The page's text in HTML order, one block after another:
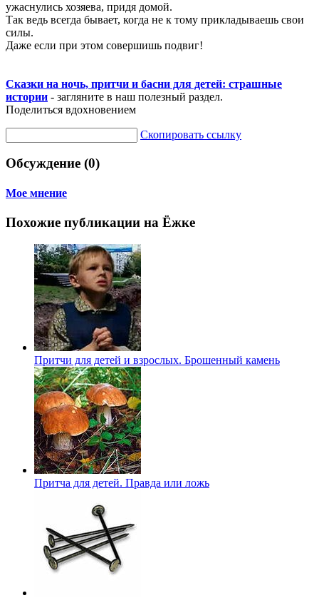
ужаснулись хозяева, придя домой.
Так ведь всегда бывает, когда не к тому прикладываешь свои
силы.
Даже если при этом совершишь подвиг!
Сказки на ночь, притчи и басни для детей: страшные
истории - загляните в наш полезный раздел.
Поделиться вдохновением
Скопировать ссылку
Обсуждение (0)
Мое мнение
Похожие публикации на Ёжке
Притчи для детей и взрослых. Брошенный камень
Притча для детей. Правда или ложь